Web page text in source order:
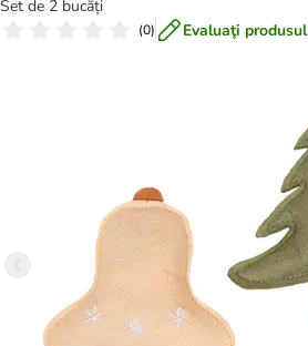
Set de 2 bucăți
(0) Evaluaţi produsul